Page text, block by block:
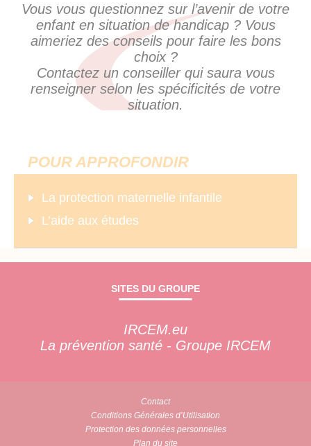
Vous vous questionnez sur l’avenir de votre
enfant en situation de handicap ? Vous
aimeriez des conseils pour faire les bons
choix ?
Contactez un conseiller qui saura vous
renseigner selon les spécificités de votre
situation.
POUR APPROFONDIR
La protection maternelle infantile
L’aide aux études
SITES DU GROUPE
IRCEM.eu
La prévention santé - Groupe IRCEM
Contact
Conditions Générales d’Utilisation
Protection des données personnelles
Plan du site